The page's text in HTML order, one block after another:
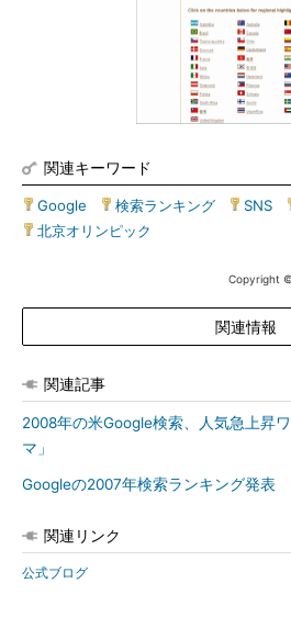
関連キーワード
Google 検索ランキング SNS
北京オリンピック
Copyright ©
関連情報
関連記事
2008年の米Google検索、人気急上昇
マ」
Googleの2007年検索ランキング発表
関連リンク
公式ブログ